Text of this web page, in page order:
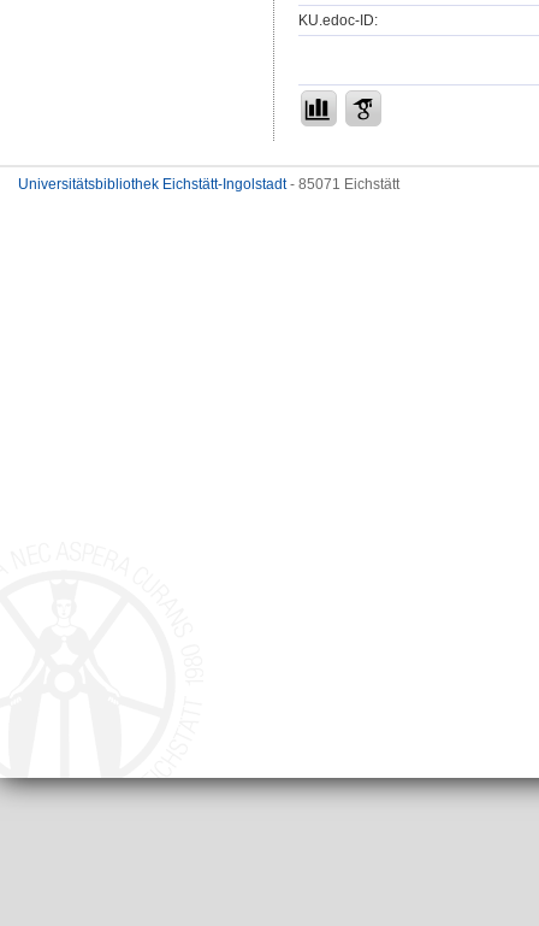
KU.edoc-ID:
Universitätsbibliothek Eichstätt-Ingolstadt- 85071 Eichstätt